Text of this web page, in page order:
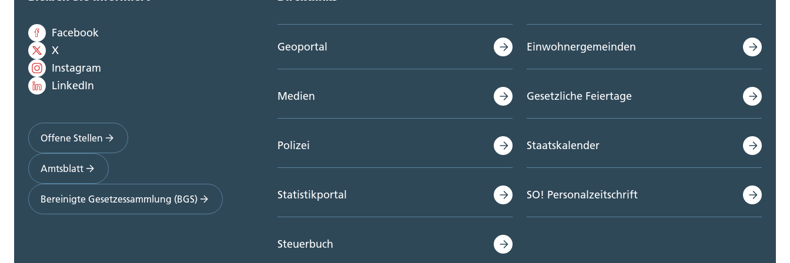
Facebook
X
Instagram
LinkedIn
Offene Stellen
Amtsblatt
Bereinigte Gesetzessammlung (BGS)
Geoportal
Medien
Polizei
Statistikportal
Steuerbuch
Einwohnergemeinden
Gesetzliche Feiertage
Staatskalender
SO! Personalzeitschrift